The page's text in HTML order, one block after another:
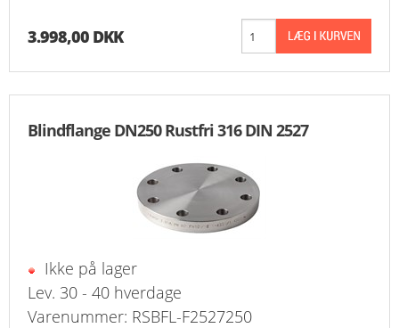
3.998,00 DKK
Blindflange DN250 Rustfri 316 DIN 2527
Ikke på lager
Lev. 30 - 40 hverdage
Varenummer: RSBFL-F2527250